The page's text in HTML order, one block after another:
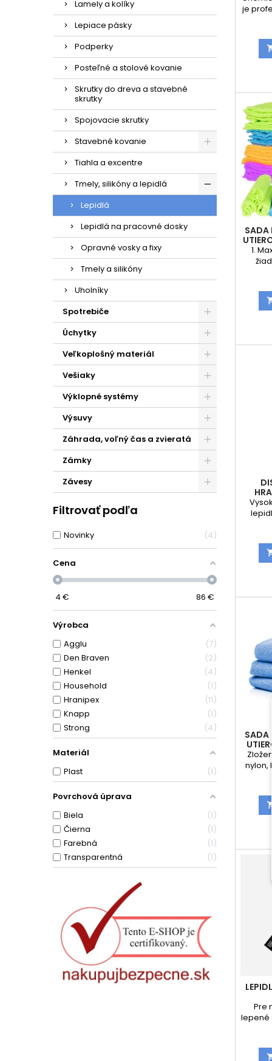
Lamely a kolíky
Lepiace pásky
Podperky
Posteľné a stolové kovanie
Skrutky do dreva a stavebné
skrutky
Spojovacie skrutky
Stavebné kovanie
Tiahla a excentre
Tmely, silikóny a lepidlá
Lepidlá
Lepidlá na pracovné dosky
Opravné vosky a fixy
Tmely a silikóny
Uholníky
Spotrebiče
Úchytky
Veľkoplošný materiál
Vešiaky
Výklopné systémy
Výsuvy
Záhrada, voľný čas a zvieratá
Zámky
Závesy
Filtrovať podľa
Novinky 4
Cena
4 € 86 €
Výrobca
Agglu
7
Den Braven
2
Henkel
4
Household
1
Hranipex
11
Knapp
1
Strong
4
Materiál
Plast
1
Povrchová úprava
Biela
1
Čierna
1
Farebná
1
Transparentná
1
je
SADA
1.
či
ale
vody.
ide
SADA
nylon,
g/m2
až

Pre
lepené